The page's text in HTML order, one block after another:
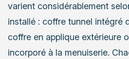
varient considérablement
installé : coffre tunnel intégré
coffre en applique extérieure
incorporé à la menuiserie.